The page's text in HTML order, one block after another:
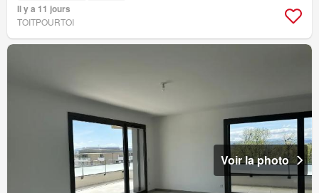
Il y a 11 jours
TOITPOURTOI
Voir la photo